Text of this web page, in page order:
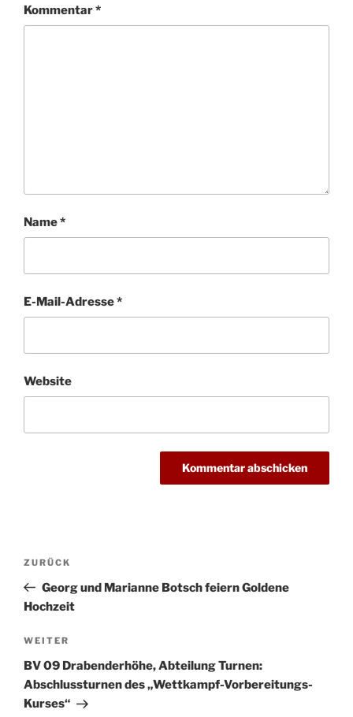
Kommentar*
Name*
E-Mail-Adresse*
Website
Beitragsnavigation
Vorheriger
Beitrag
ZURÜCK
Georg und Marianne Botsch feiern Goldene
Hochzeit
Nächster
Beitrag
WEITER
BV 09 Drabenderhöhe, Abteilung Turnen:
Abschlussturnen des „Wettkampf-Vorbereitungs-
Kurses“